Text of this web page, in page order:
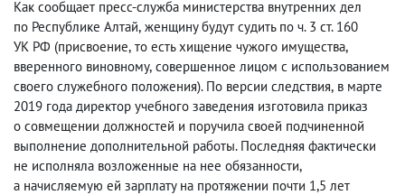
Как сообщает пресс-служба министерства внутренних дел
по Республике Алтай, женщину будут судить по ч. 3 ст. 160
УК РФ (присвоение, то есть хищение чужого имущества,
вверенного виновному, совершенное лицом с использованием
своего служебного положения). По версии следствия, в марте
2019 года директор учебного заведения изготовила приказ
о совмещении должностей и поручила своей подчиненной
выполнение дополнительной работы. Последняя фактически
не исполняла возложенные на нее обязанности,
а начисляемую ей зарплату на протяжении почти 1,5 лет